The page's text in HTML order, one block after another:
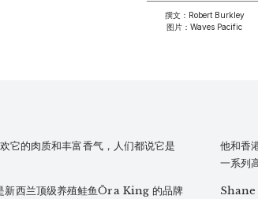
撰文：Robert Burkley
图片：Waves Pacific
的肉质和丰富香气，人们都说它是
新西兰顶级养殖鲑鱼Ōra King 的品牌
他和香
一系列
Shane